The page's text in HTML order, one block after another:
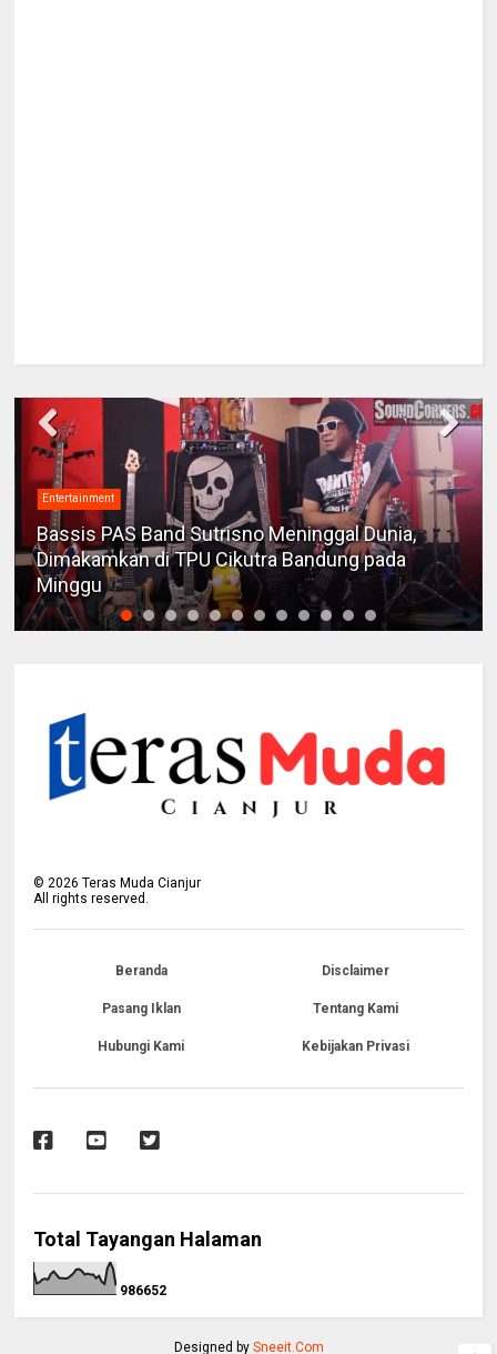
Entertainment
Bassis PAS Band Sutrisno Meninggal Dunia,
Dimakamkan di TPU Cikutra Bandung pada
Minggu
©2026 Teras Muda Cianjur
All rights reserved.
Beranda Disclaimer
Pasang Iklan Tentang Kami
Hubungi Kami Kebijakan Privasi
Total Tayangan Halaman
986652
Designed by Sneeit.Com